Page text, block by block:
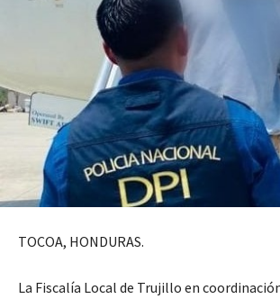
TOCOA, HONDURAS.
La Fiscalía Local de Trujillo en